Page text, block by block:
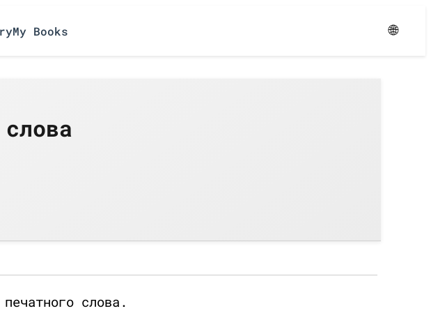
My Books 🌐
печатного слова.